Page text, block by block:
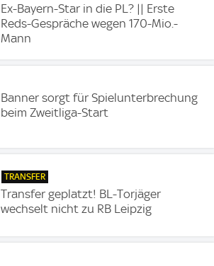
Ex-Bayern-Star in die PL? || Erste
Reds-Gespräche wegen 170-Mio.-
Mann
Banner sorgt für Spielunterbrechung
beim Zweitliga-Start
TRANSFER
Transfer geplatzt! BL-Torjäger
wechselt nicht zu RB Leipzig